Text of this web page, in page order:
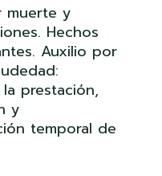
muerte y
Hechos
Auxilio por
prestación,
y
temporal de